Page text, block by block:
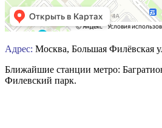
Адрес: Москва, Большая Филёвская
Ближайшие станции метро:
Филевский парк.